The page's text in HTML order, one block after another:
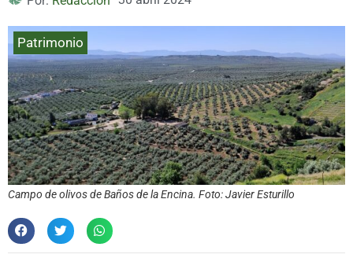
Patrimonio
Campo de olivos de Baños de la Encina. Foto: Javier Esturillo